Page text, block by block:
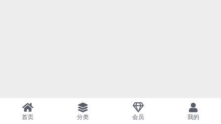
首页 分类 会员 我的